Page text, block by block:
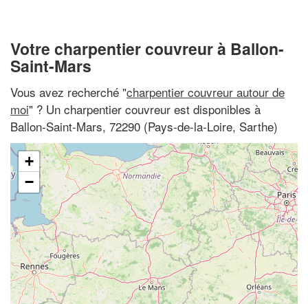
Votre charpentier couvreur à Ballon-
Saint-Mars
Vous avez recherché "charpentier couvreur autour de
moi" ? Un charpentier couvreur est disponibles à
Ballon-Saint-Mars, 72290 (Pays-de-la-Loire, Sarthe)
+
−